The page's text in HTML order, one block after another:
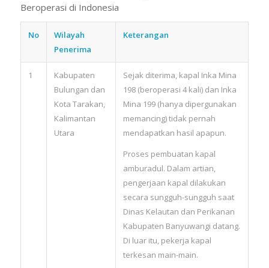
Beroperasi di Indonesia
No
Wilayah
Penerima
Keterangan
1
Kabupaten
Bulungan dan
Kota Tarakan,
Kalimantan
Utara
Sejak diterima, kapal Inka Mina
198 (beroperasi 4 kali) dan Inka
Mina 199 (hanya dipergunakan
memancing) tidak pernah
mendapatkan hasil apapun.
Proses pembuatan kapal
amburadul. Dalam artian,
pengerjaan kapal dilakukan
secara sungguh-sungguh saat
Dinas Kelautan dan Perikanan
Kabupaten Banyuwangi datang.
Di luar itu, pekerja kapal
terkesan main-main.